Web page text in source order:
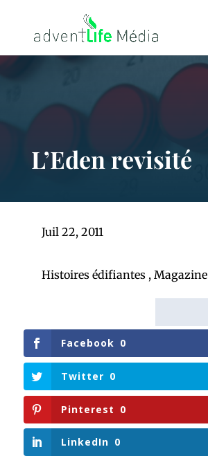
L’Eden revisité
Juil 22, 2011
Histoires édifiantes, Magazine
Facebook 0
Twitter 0
Pinterest 0
LinkedIn 0